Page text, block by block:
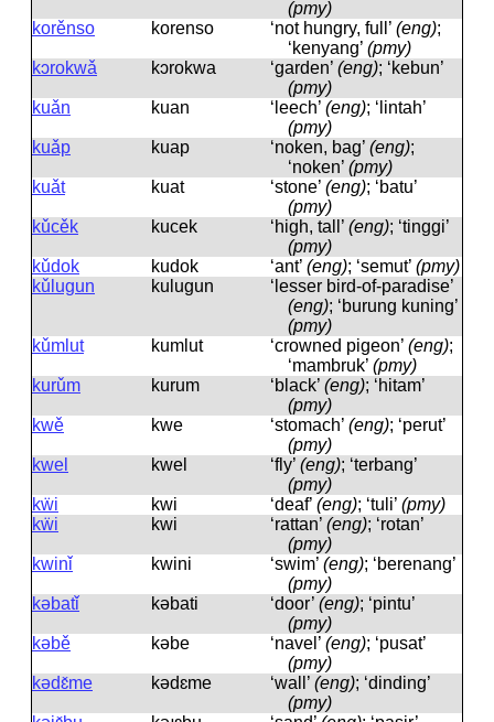
(pmy)
korěnso
korenso ‘not hungry, full’ (eng);
‘kenyang’ (pmy)
kɔrokwǎ
kɔrokwa ‘garden’ (eng); ‘kebun’
(pmy)
kuǎn
kuan ‘leech’ (eng); ‘lintah’
(pmy)
kuǎp
kuap ‘noken, bag’ (eng);
‘noken’ (pmy)
kuǎt
kuat ‘stone’ (eng); ‘batu’
(pmy)
kǔcěk
kucek ‘high, tall’ (eng); ‘tinggi’
(pmy)
kǔdok
kudok ‘ant’ (eng); ‘semut’ (pmy)
kǔlugun
kuluɡun
‘lesser bird-of-paradise’
(eng); ‘burung kuning’
(pmy)
kǔmlut
kumlut ‘crowned pigeon’ (eng);
‘mambruk’ (pmy)
kurǔm
kurum ‘black’ (eng); ‘hitam’
(pmy)
kwě
kwe ‘stomach’ (eng); ‘perut’
(pmy)
kwel
kwel ‘fly’ (eng); ‘terbang’
(pmy)
kẅi
kwi ‘deaf’ (eng); ‘tuli’ (pmy)
kẅi
kwi ‘rattan’ (eng); ‘rotan’
(pmy)
kwinǐ
kwini ‘swim’ (eng); ‘berenang’
(pmy)
kəbatǐ
kəbati ‘door’ (eng); ‘pintu’
(pmy)
kəbě
kəbe ‘navel’ (eng); ‘pusat’
(pmy)
kədɛ̌me
kədɛme ‘wall’ (eng); ‘dinding’
(pmy)